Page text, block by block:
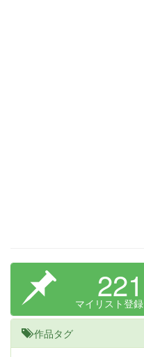
221
マイリスト登録
作品タグ